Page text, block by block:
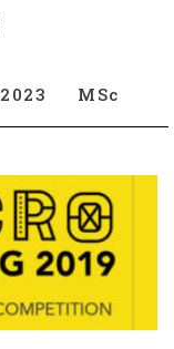
2023 MSc